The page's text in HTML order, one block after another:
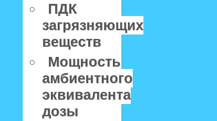
ПДК
загрязняющих
веществ
Мощность
амбиентного
эквивалента
дозы